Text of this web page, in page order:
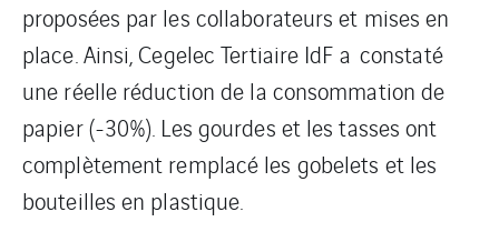
proposées par les collaborateurs et mises en
place. Ainsi, Cegelec Tertiaire IdF a constaté
une réelle réduction de la consommation de
papier (-30%). Les gourdes et les tasses ont
complètement remplacé les gobelets et les
bouteilles en plastique.